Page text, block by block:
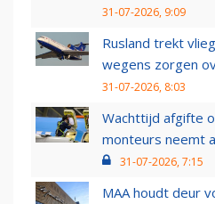
31-07-2026, 9:09
Rusland trekt
wegens zorgen
31-07-2026, 8:03
Wachttijd afgifte
monteurs neemt
31-07-2026, 7:15
MAA houdt deur